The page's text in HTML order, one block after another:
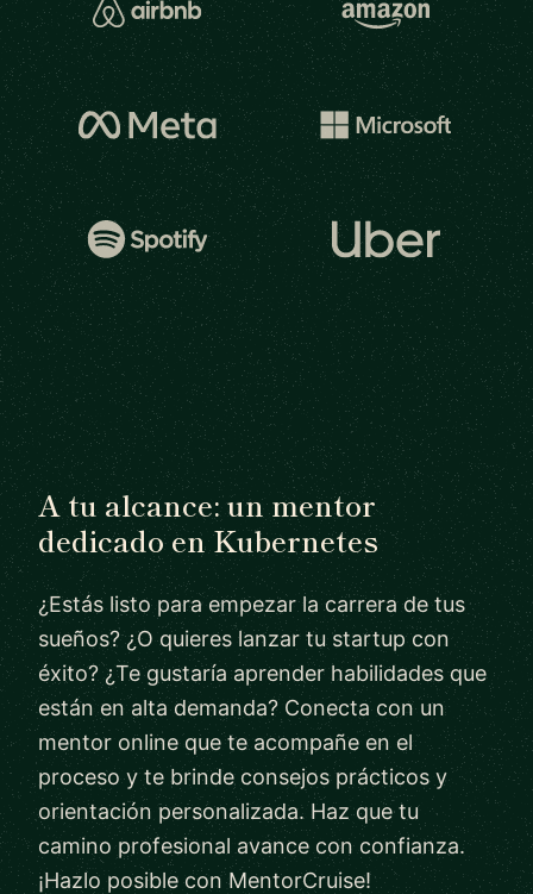
A tu alcance: un mentor
dedicado en Kubernetes
¿Estás listo para empezar la carrera de tus
sueños? ¿O quieres lanzar tu startup con
éxito? ¿Te gustaría aprender habilidades que
están en alta demanda? Conecta con un
mentor online que te acompañe en el
proceso y te brinde consejos prácticos y
orientación personalizada. Haz que tu
camino profesional avance con confianza.
¡Hazlo posible con MentorCruise!